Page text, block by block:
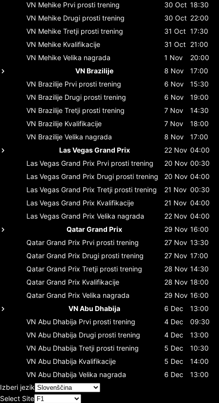
VN Mehike Prvi prosti trening 30 Oct 18:30
VN Mehike Drugi prosti trening 30 Oct 22:00
VN Mehike Tretji prosti trening 31 Oct 17:30
VN Mehike Kvalifikacije 31 Oct 21:00
VN Mehike Velika nagrada 1 Nov
20:00
VN Brazilije
8 Nov
17:00
VN Brazilije Prvi prosti trening 6 Nov
15:30
VN Brazilije Drugi prosti trening 6 Nov
19:00
VN Brazilije Tretji prosti trening 7 Nov
14:30
VN Brazilije Kvalifikacije 7 Nov
18:00
VN Brazilije Velika nagrada 8 Nov
17:00
Las Vegas Grand Prix
22 Nov 04:00
Las Vegas Grand Prix Prvi prosti trening 20 Nov 00:30
Las Vegas Grand Prix Drugi prosti trening 20 Nov 04:00
Las Vegas Grand Prix Tretji prosti trening 21 Nov 00:30
Las Vegas Grand Prix Kvalifikacije 21 Nov 04:00
Las Vegas Grand Prix Velika nagrada 22 Nov 04:00
Qatar Grand Prix
29 Nov 16:00
Qatar Grand Prix Prvi prosti trening 27 Nov 13:30
Qatar Grand Prix Drugi prosti trening 27 Nov 17:00
Qatar Grand Prix Tretji prosti trening 28 Nov 14:30
Qatar Grand Prix Kvalifikacije 28 Nov 18:00
Qatar Grand Prix Velika nagrada 29 Nov 16:00
VN Abu Dhabija
6 Dec
13:00
VN Abu Dhabija Prvi prosti trening 4 Dec
09:30
VN Abu Dhabija Drugi prosti trening 4 Dec
13:00
VN Abu Dhabija Tretji prosti trening 5 Dec
10:30
VN Abu Dhabija Kvalifikacije 5 Dec
14:00
VN Abu Dhabija Velika nagrada 6 Dec
13:00
Izberi jezik
Select Site